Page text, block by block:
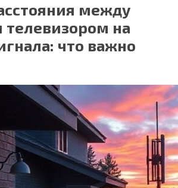
между
телевизором на
что важно